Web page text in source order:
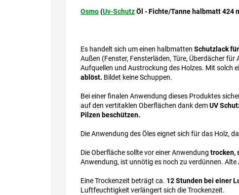
Osmo(Uv-SchutzÖl - Fichte/Tanne halbmatt 424
Es handelt sich um einen halbmatten Schutzlack
Außen (Fenster, Fensterläden, Türe, Überdächer
Aufquellen und Austrockung des Holzes. Mit solch
ablöst. Bildet keine Schuppen.
Bei einer finalen Anwendung dieses Produktes
auf den vertitaklen Oberflächen dank demUV
Pilzen beschützen.
Die Anwendung des Öles eignet sich für das Holz,
Die Oberfläche sollte vor einer Anwendung trocken,
Anwendung, ist unnötig es noch zu verdünnen.
Eine Trockenzeit beträgt ca. 12 Stunden bei einer
Luftfeuchtigkeit verlängert sich die Trockenzeit.